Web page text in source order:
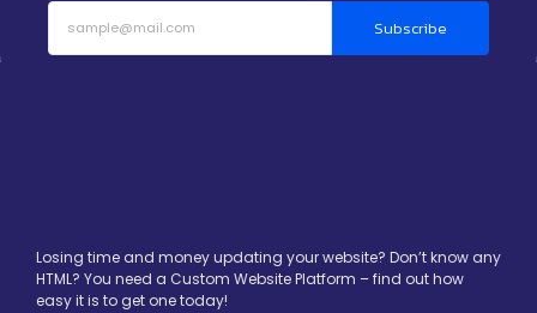
Subscribe
Losing time and money updating your website? Don’t know any
HTML? You need a Custom Website Platform – find out how
easy it is to get one today!